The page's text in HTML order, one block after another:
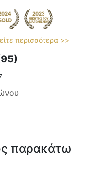
περισσότερα >>
παρακάτω